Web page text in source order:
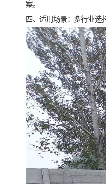
案。
四、适用场景：多行业选